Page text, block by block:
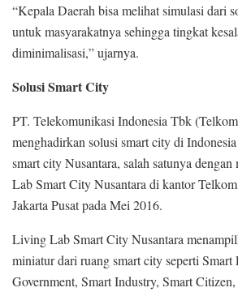
“Kepala Daerah bisa melihat simulasi dari
untuk masyarakatnya sehingga tingkat
diminimalisasi,” ujarnya.
Solusi Smart City
PT. Telekomunikasi Indonesia Tbk
menghadirkan solusi smart city di
smart city Nusantara, salah satunya
Lab Smart City Nusantara di kantor
Jakarta Pusat pada Mei 2016.
Living Lab Smart City Nusantara
miniatur dari ruang smart city seperti Smart
Government, Smart Industry, Smart